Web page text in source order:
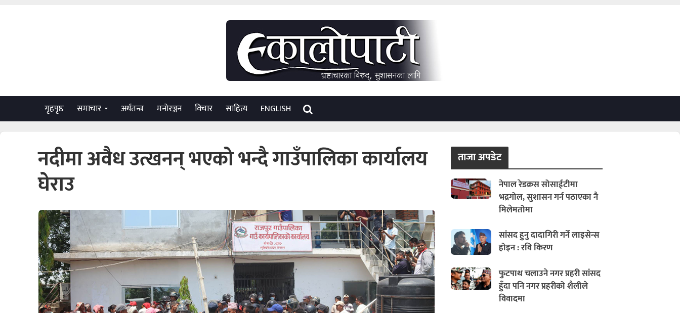
गृहपृष्ठ समाचार अर्थतन्त्र मनाेरञ्जन विचार साहित्य ENGLISH
नदीमा अवैध उत्खनन् भएको भन्दै गाउँपालिका कार्यालय
घेराउ
ताजा अपडेट
नेपाल रेडक्रस सोसाईटीमा
भद्रगोल, सुशासन गर्न पठाएका नै
मिलेमतोमा
सांसद हुनु दादागिरी गर्ने लाइसेन्स
होइन : रवि किरण
फुटपाथ चलाउने नगर प्रहरी सांसद
हुँदा पनि नगर प्रहरीको शैलीले
विवादमा